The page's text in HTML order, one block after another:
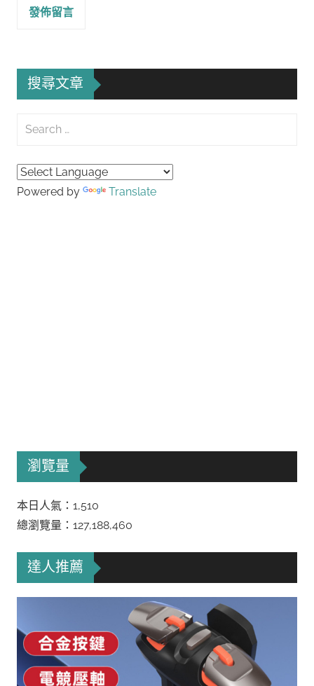
搜尋文章
Search
Powered by Translate
瀏覽量
本日人氣：1,510
總瀏覽量：127,188,460
達人推薦